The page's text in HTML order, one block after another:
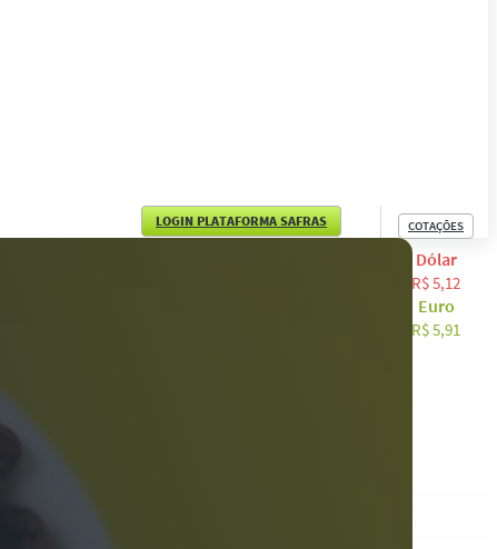
LOGIN PLATAFORMA SAFRAS COTAÇÕES
Dólar
R$ 5,12
Euro
R$ 5,91